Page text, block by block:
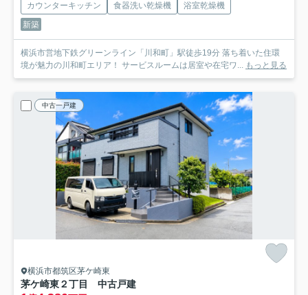
カウンターキッチン 食器洗い乾燥機
浴室乾燥機
新築
横浜市営地下鉄グリーンライン「川和町」駅徒歩19分 落ち着いた住環
境が魅力の川和町エリア！ サービスルームは居室や在宅ワ... もっと見る
中古一戸建
横浜市都筑区茅ケ崎東
茅ケ崎東２丁目 中古戸建